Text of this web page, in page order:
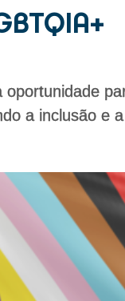
a inclusão e